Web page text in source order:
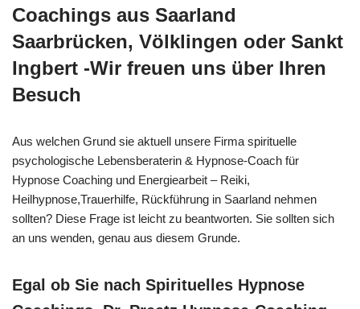
Coachings aus Saarland
Saarbrücken, Völklingen oder Sankt
Ingbert -Wir freuen uns über Ihren
Besuch
Aus welchen Grund sie aktuell unsere Firma spirituelle
psychologische Lebensberaterin & Hypnose-Coach für
Hypnose Coaching und Energiearbeit – Reiki,
Heilhypnose,Trauerhilfe, Rückführung in Saarland nehmen
sollten? Diese Frage ist leicht zu beantworten. Sie sollten sich
an uns wenden, genau aus diesem Grunde.
Egal ob Sie nach Spirituelles Hypnose